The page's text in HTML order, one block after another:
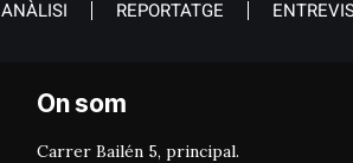
ANÀLISI REPORTATGE
On som
Carrer Bailén 5, principal.